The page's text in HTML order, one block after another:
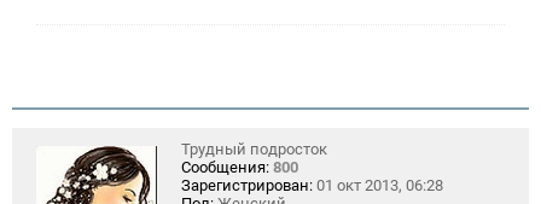
Трудный подросток
Сообщения: 800
Зарегистрирован: 01 окт 2013, 06:28